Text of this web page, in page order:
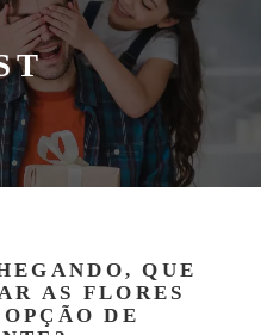
QUE
AS FLORES
DE